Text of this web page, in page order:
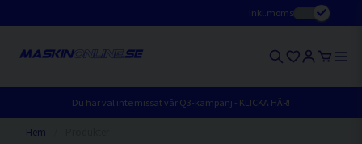
Inkl.moms
Du har väl inte missat vår Q3-kampanj - KLICKA HÄR!
Hem